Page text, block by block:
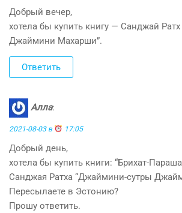
Добрый вечер,
хотела бы купить книгу — Санджай
Джаймини Махарши”.
Ответить
Алла:
2021-08-03 в 17:05
Добрый день,
хотела бы купить книги: “Брихат-
Санджая Ратха “Джаймини-сутры
Пересылаете в Эстонию?
Прошу ответить.